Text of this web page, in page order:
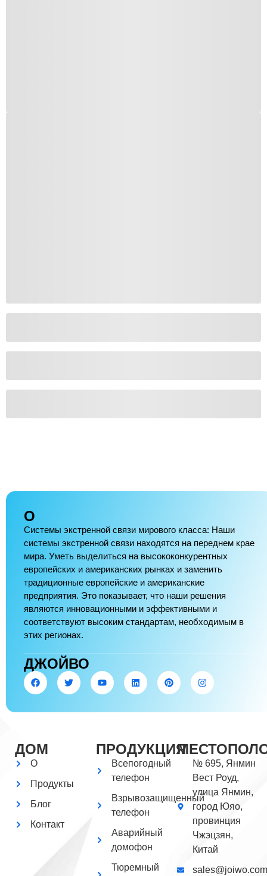
О
Системы экстренной связи мирового класса: Наши
системы экстренной связи находятся на переднем крае
мира. Уметь выделиться на высококонкурентных
европейских и американских рынках и заменить
традиционные европейские и американские
предприятия. Это показывает, что наши решения
являются инновационными и эффективными и
соответствуют высоким стандартам, необходимым в
этих регионах.
ДЖОЙВО
ДОМ
О
Продукты
Блог
Контакт
ПРОДУКЦИЯ
Всепогодный
телефон
Взрывозащищенный
телефон
Аварийный
домофон
Тюремный
№ 695, Янмин
Вест Роуд,
улица Янмин,
город Юяо,
провинция
Чжэцзян,
Китай
sales@joiwo.com